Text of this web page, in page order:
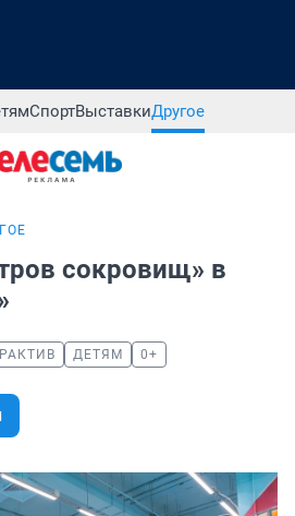
СпортВыставкиДругое
сокровищ» в
ДЕТЯМ 0+